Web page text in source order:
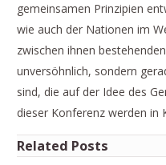
gemeinsamen Prinzipien
wie auch der Nationen im
zwischen ihnen
unversöhnlich, sondern
sind, die auf der Idee des
dieser Konferenz werden in
Related Posts